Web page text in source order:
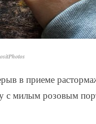
в приеме
с милым розовым